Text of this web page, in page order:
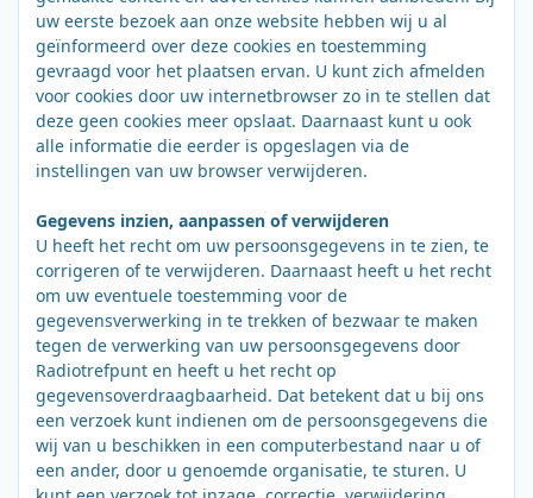
uw eerste bezoek aan onze website hebben wij u al
geïnformeerd over deze cookies en toestemming
gevraagd voor het plaatsen ervan. U kunt zich afmelden
voor cookies door uw internetbrowser zo in te stellen dat
deze geen cookies meer opslaat. Daarnaast kunt u ook
alle informatie die eerder is opgeslagen via de
instellingen van uw browser verwijderen.
Gegevens inzien, aanpassen of verwijderen
U heeft het recht om uw persoonsgegevens in te zien, te
corrigeren of te verwijderen. Daarnaast heeft u het recht
om uw eventuele toestemming voor de
gegevensverwerking in te trekken of bezwaar te maken
tegen de verwerking van uw persoonsgegevens door
Radiotrefpunt en heeft u het recht op
gegevensoverdraagbaarheid. Dat betekent dat u bij ons
een verzoek kunt indienen om de persoonsgegevens die
wij van u beschikken in een computerbestand naar u of
een ander, door u genoemde organisatie, te sturen. U